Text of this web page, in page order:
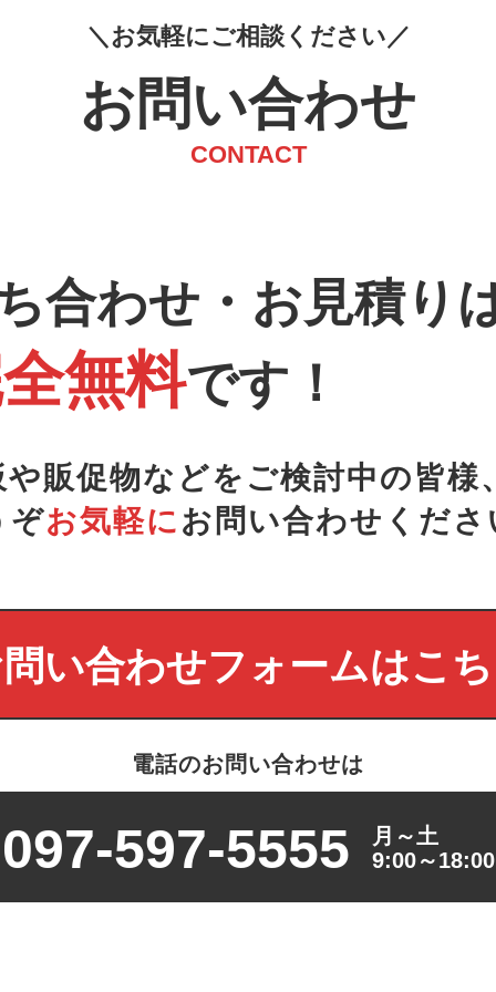
お気軽にご相談く ださ い
お問い合わせ
CONTACT
合わせ・お見積り
無料です！
や販促物などをご検討中の皆様
ぞお気軽にお問い合わせくださ
い合わせフォームはこ
電話のお問い合わせは
097-597-5555
月～土
9:00～18:00